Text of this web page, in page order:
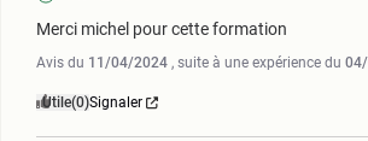
Merci michel pour cette formation
Avis du 11/04/2024 , suite à une expérience du
Utile(0)Signaler